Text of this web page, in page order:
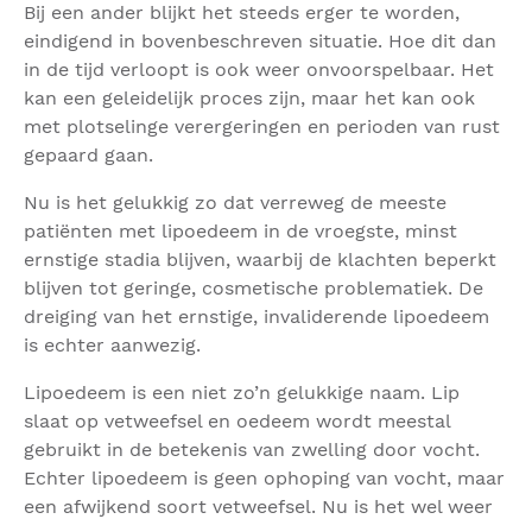
Bij een ander blijkt het steeds erger te worden,
eindigend in bovenbeschreven situatie. Hoe dit dan
in de tijd verloopt is ook weer onvoorspelbaar. Het
kan een geleidelijk proces zijn, maar het kan ook
met plotselinge verergeringen en perioden van rust
gepaard gaan.
Nu is het gelukkig zo dat verreweg de meeste
patiënten met lipoedeem in de vroegste, minst
ernstige stadia blijven, waarbij de klachten beperkt
blijven tot geringe, cosmetische problematiek. De
dreiging van het ernstige, invaliderende lipoedeem
is echter aanwezig.
Lipoedeem is een niet zo’n gelukkige naam. Lip
slaat op vetweefsel en oedeem wordt meestal
gebruikt in de betekenis van zwelling door vocht.
Echter lipoedeem is geen ophoping van vocht, maar
een afwijkend soort vetweefsel. Nu is het wel weer